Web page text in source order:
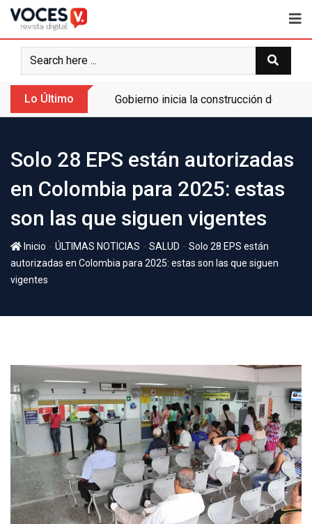
Lo Último Gobierno inicia la construcción de la
Solo 28 EPS están autorizadas
en Colombia para 2025: estas
son las que siguen vigentes
Inicio - ÚLTIMAS NOTICIAS - SALUD - Solo 28 EPS están
autorizadas en Colombia para 2025: estas son las que siguen
vigentes